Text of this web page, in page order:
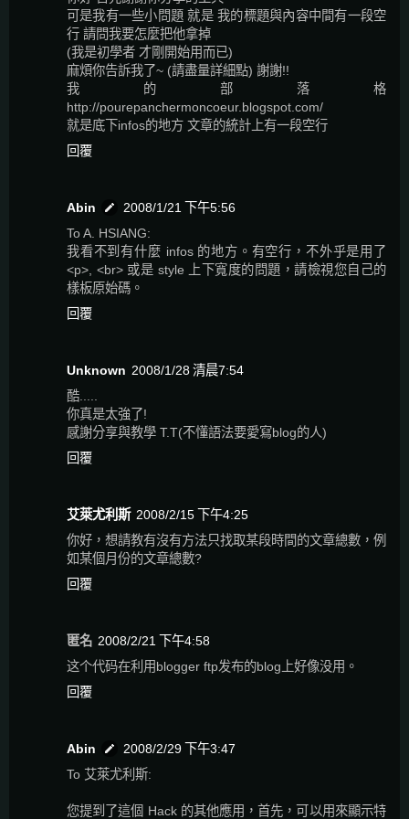
可是我有一些小問題 就是 我的標題與內容中間有一段空
行 請問我要怎麼把他拿掉
(我是初學者 才剛開始用而已)
麻煩你告訴我了~ (請盡量詳細點) 謝謝!!
我的部落格
http://pourepanchermoncoeur.blogspot.com/
就是底下infos的地方 文章的統計上有一段空行
回覆
Abin
2008/1/21 下午5:56
To A. HSIANG:
我看不到有什麼 infos 的地方。有空行，不外乎是用了
<p>, <br> 或是 style 上下寬度的問題，請檢視您自己的
樣板原始碼。
回覆
Unknown 2008/1/28 清晨7:54
酷.....
你真是太強了!
感謝分享與教學 T.T(不懂語法要愛寫blog的人)
回覆
艾萊尤利斯 2008/2/15 下午4:25
你好，想請教有沒有方法只找取某段時間的文章總數，例
如某個月份的文章總數?
回覆
匿名 2008/2/21 下午4:58
这个代码在利用blogger ftp发布的blog上好像没用。
回覆
Abin
2008/2/29 下午3:47
To 艾萊尤利斯:
您提到了這個 Hack 的其他應用，首先，可以用來顯示特